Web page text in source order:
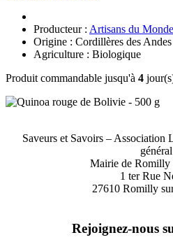
Producteur : Artisans du Monde
Origine : Cordillères des Andes
Agriculture : Biologique
Produit commandable jusqu'à 4
Saveurs et Savoirs – Association
général
Mairie de Romilly
1 ter Rue
27610 Romilly
Rejoignez-nous